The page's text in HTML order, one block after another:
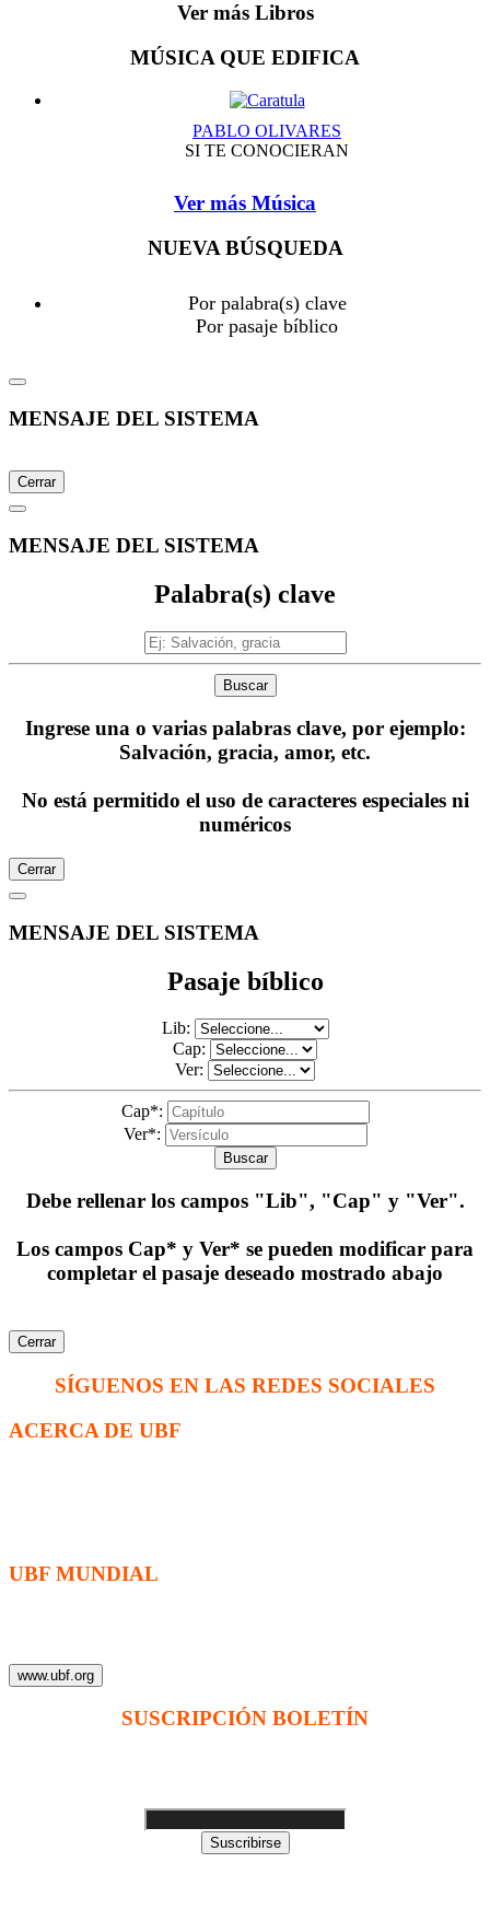
Ver más Libros
MÚSICA QUE EDIFICA
PABLO OLIVARES
SI TE CONOCIERAN
Ver más Música
NUEVA BÚSQUEDA
Por palabra(s) clave
Por pasaje bíblico
MENSAJE DEL SISTEMA
Cerrar
MENSAJE DEL SISTEMA
Palabra(s) clave
Buscar
Ingrese una o varias palabras clave, por ejemplo:
Salvación, gracia, amor, etc.
No está permitido el uso de caracteres especiales ni
numéricos
Cerrar
MENSAJE DEL SISTEMA
Pasaje bíblico
Lib:
Cap:
Ver:
Cap*:
Ver*:
Buscar
Debe rellenar los campos "Lib", "Cap" y "Ver".
Los campos Cap* y Ver* se pueden modificar para
completar el pasaje deseado mostrado abajo
Cerrar
SÍGUENOS EN LAS REDES SOCIALES
ACERCA DE UBF
UBF MUNDIAL
www.ubf.org
SUSCRIPCIÓN BOLETÍN
Suscribirse